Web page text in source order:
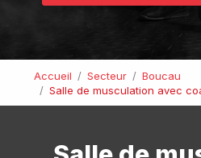
Accueil Secteur
Boucau
Salle de musculation avec